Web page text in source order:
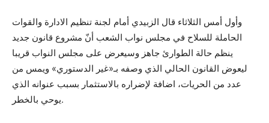
وأول أمس الثلاثاء قال الزبيدي أمام لجنة تنظيم الادارة والقوات
الحاملة للسلاح في مجلس نواب الشعب أنّ مشروع قانون جديد
ينظم حالة الطوارئ جاهز وسيعرض على مجلس النواب قريبا
ليعوض القانون الحالي الذي وصفه بـ«غير الدستوري» ويمس من
عدد من الحريات، اضافة لإضراره بالاستثمار بسبب عنوانه الذي
يوحي بالخطر.